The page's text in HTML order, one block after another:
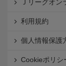
Ｊリーグオ
利用規約
個人情報保護
Cookieポリシ